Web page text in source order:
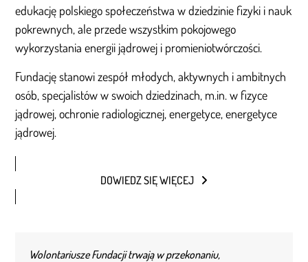
edukację polskiego społeczeństwa w dziedzinie fizyki i nauk
pokrewnych, ale przede wszystkim pokojowego
wykorzystania energii jądrowej i promieniotwórczości.
Fundację stanowi zespół młodych, aktywnych i ambitnych
osób, specjalistów w swoich dziedzinach, m.in. w fizyce
jądrowej, ochronie radiologicznej, energetyce, energetyce
jądrowej.
DOWIEDZ SIĘ WIĘCEJ
Wolontariusze Fundacji trwają w przekonaniu,